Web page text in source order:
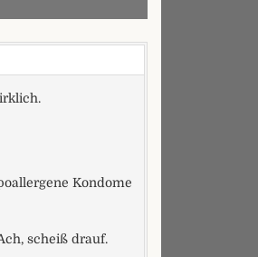
Kondome
scheiß drauf.